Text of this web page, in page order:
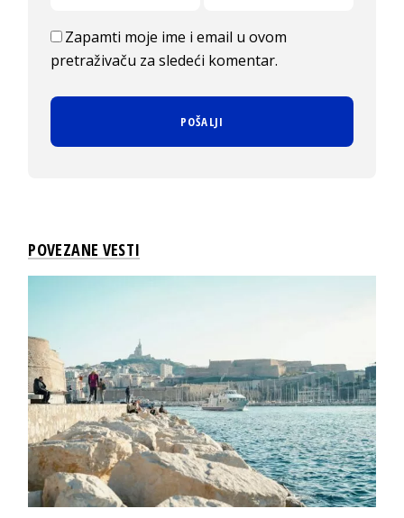
Zapamti moje ime i email u ovom
pretraživaču za sledeći komentar.
POVEZANE VESTI